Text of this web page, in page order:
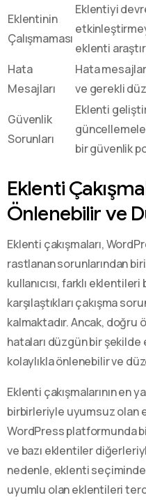
Eklentinin
Çalışmaması
Eklentiyi
eklenti
Hata
Mesajları
Hata
ve gerekli
Güvenlik
Sorunları
Eklenti
bir güvenlik
Eklenti
Önlenebilir ve
Eklenti çakışmaları,
rastlanan sorunlarından
kullanıcısı, farklı
karşılaştıkları çakışma
kalmaktadır. Ancak, doğru
hataları düzgün bir şekilde
kolaylıkla önlenebilir ve
Eklenti çakışmalarının en
birbirleriyle uyumsuz olan
WordPress platformunda
ve bazı eklentiler
nedenle, eklenti
uyumlu olan eklentileri